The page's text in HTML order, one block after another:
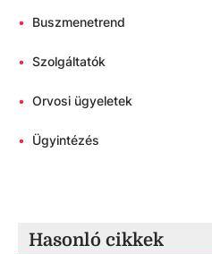
• Buszmenetrend
• Szolgáltatók
• Orvosi ügyeletek
• Ügyintézés
Hasonló cikkek